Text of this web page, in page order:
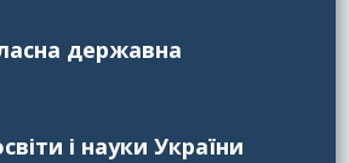
державна
і науки України